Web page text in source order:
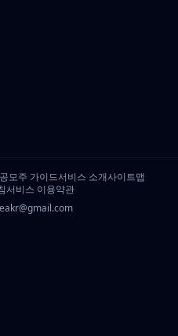
공모주 가이드서비스 소개사이트맵
서비스 이용약관